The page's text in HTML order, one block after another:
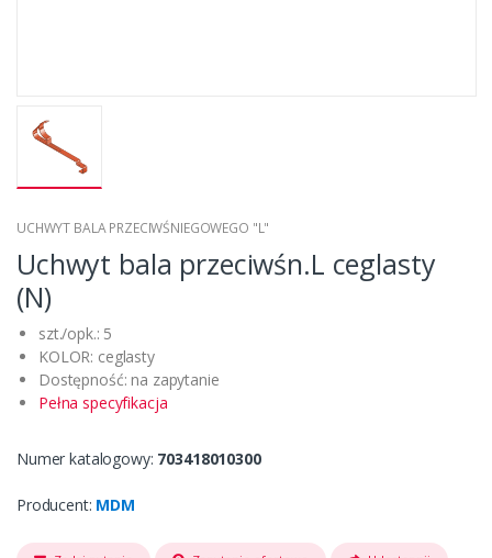
UCHWYT BALA PRZECIWŚNIEGOWEGO "L"
Uchwyt bala przeciwśn.L ceglasty
(N)
szt./opk.: 5
KOLOR: ceglasty
Dostępność: na zapytanie
Pełna specyfikacja
Numer katalogowy: 703418010300
Producent: MDM